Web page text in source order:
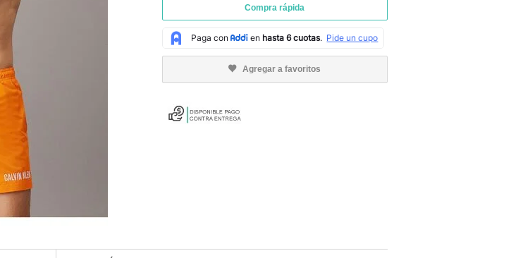
Compra rápida
Agregar a favoritos